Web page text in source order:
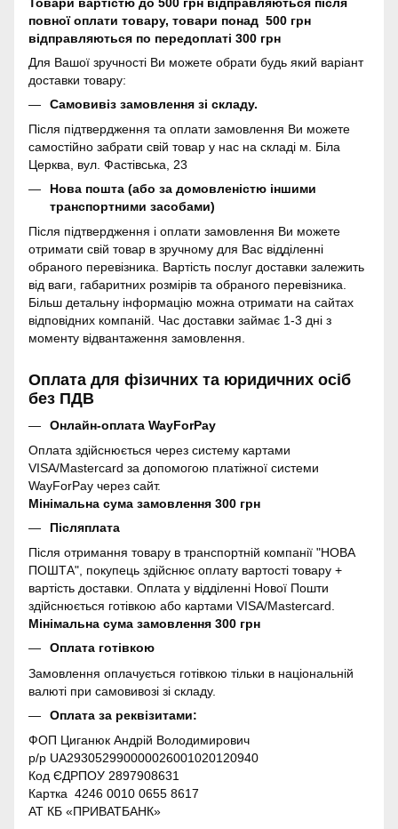
повної оплати товару, товари понад 500 грн
відправляються по передоплаті 300 грн
Для Вашої зручності Ви можете обрати будь який варіант
доставки товару:
Самовивіз замовлення зі складу.
Після підтвердження та оплати замовлення Ви можете
самостійно забрати свій товар у нас на складі м. Біла
Церква, вул. Фастівська, 23
Нова пошта (або за домовленістю іншими
транспортними засобами)
Після підтвердження і оплати замовлення Ви можете
отримати свій товар в зручному для Вас відділенні
обраного перевізника. Вартість послуг доставки залежить
від ваги, габаритних розмірів та обраного перевізника.
Більш детальну інформацію можна отримати на сайтах
відповідних компаній. Час доставки займає 1-3 дні з
моменту відвантаження замовлення.
Оплата для фізичних та юридичних осіб
без ПДВ
Онлайн-оплата WayForPay
Оплата здійснюється через систему картами
VISA/Mastercard за допомогою платіжної системи
WayForPay через сайт.
Мінімальна сума замовлення 300 грн
Післяплата
Після отримання товару в транспортній компанії "НОВА
ПОШТА", покупець здійснює оплату вартості товару +
вартість доставки. Оплата у відділенні Нової Пошти
здійснюється готівкою або картами VISA/Mastercard.
Мінімальна сума замовлення 300 грн
Оплата готівкою
Замовлення оплачується готівкою тільки в національній
валюті при самовивозі зі складу.
Оплата за реквізитами:
ФОП Циганюк Андрій Володимирович
р/р UA293052990000026001020120940
Код ЄДРПОУ 2897908631
Картка 4246 0010 0655 8617
АТ КБ «ПРИВАТБАНК»